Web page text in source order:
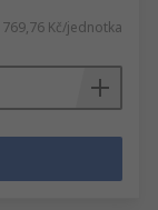
769,76 Kč/jednotka